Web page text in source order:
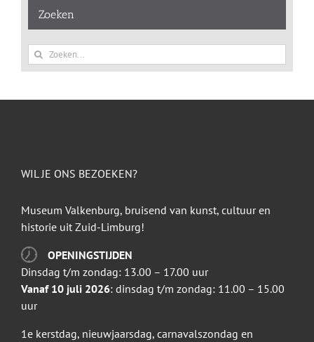
Zoeken
Zoeken
naar:
WIL JE ONS BEZOEKEN?
Museum Valkenburg, bruisend van kunst, cultuur en
historie uit Zuid-Limburg!
OPENINGSTIJDEN
Dinsdag t/m zondag: 13.00 – 17.00 uur
Vanaf 10 juli 2026: dinsdag t/m zondag: 11.00 – 15.00
uur
1e kerstdag, nieuwjaarsdag, carnavalszondag en